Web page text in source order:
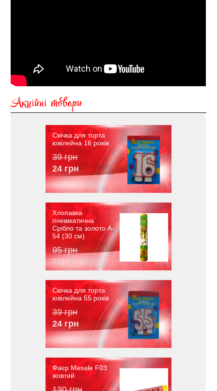
Акційні товари
Свічка для торта
ювілейна 16 років
39 грн
24 грн
Хлопавка
пневматична
Срібло та золото A-
54 (30 см)
95 грн
70 грн
Свічка для торта
ювілейна 55 років
39 грн
24 грн
Фаєр Mesale F03
жовтий